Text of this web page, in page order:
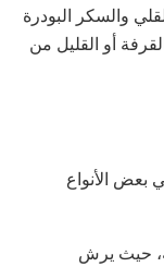
والسكر البودرة
أو القليل من
بعض الأنواع
حيث يرش